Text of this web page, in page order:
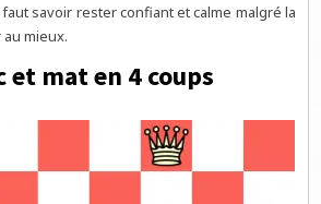
faut savoir rester confiant et calme malgré la
mieux.
et mat en 4 coups